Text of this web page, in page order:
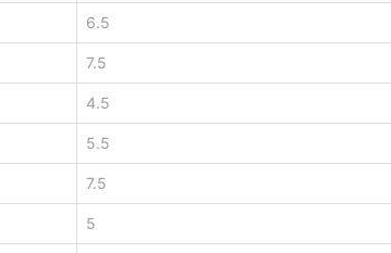
6.5
7.5
4.5
5.5
7.5
5